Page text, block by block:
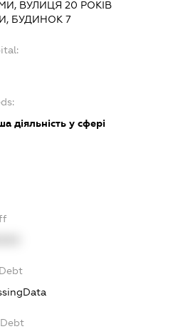
ВУЛИЦЯ 20 РОКІВ
БУДИНОК 7
діяльність у сфері